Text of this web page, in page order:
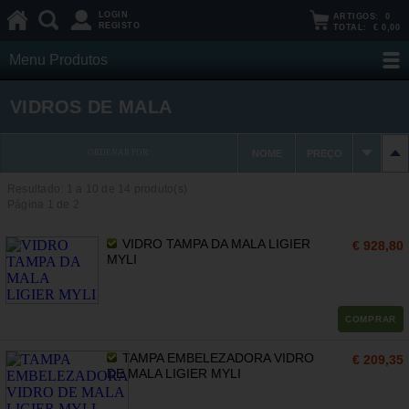
LOGIN
REGISTO
ARTIGOS: 0
TOTAL: € 0,00
Menu Produtos
VIDROS DE MALA
VIDRO TAMPA DA MALA LIGIER
MYLI
€ 928,80
COMPRAR
TAMPA EMBELEZADORA VIDRO
DE MALA LIGIER MYLI
€ 209,35